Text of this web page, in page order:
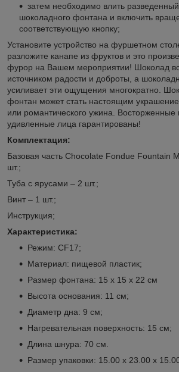
затем необходимо влить
шоколадного фонтана и включить
соответствующую кнопку;
Установите устройство на фуршетном
разложите канапе из фруктов и это
фурор на Вашем мероприятии! Шоколад
источником радости и доброты, а
усиливает эти ощущения многократно.
фонтан может стать настоящим
или романтического ужина. Восторженные
удивленные лица гарантированы!
Комплектация:
Базовая часть Chocolate Fondue Fountain
шт.;
Туба с ярусами – 2 шт.;
Винт – 1 шт.;
Инструкция;
Характеристика:
Режим: CF17;
Материал: пищевой пластик;
Размер фонтана: 15 x 15 x 22 см
Высота основания: 11 см;
Диаметр дна: 9 см;
Нагревательная поверхность: 15 см;
Длина шнура: 70 см.
Размер упаковки: 15.00 х 23.00 х